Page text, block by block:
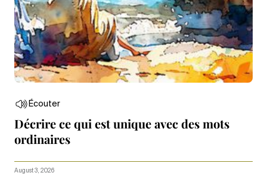
Écouter
Décrire ce qui est unique avec des mots
ordinaires
August 3, 2026